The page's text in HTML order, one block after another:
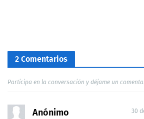
2 Comentarios
Participa en la conversación y déjame un
Anónimo 30